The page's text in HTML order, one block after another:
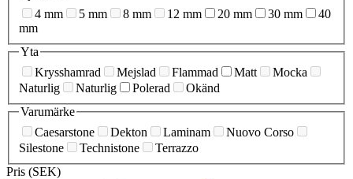
4 mm
5 mm 8 mm 12 mm 20 mm 30 mm
40
mm
Yta
Krysshamrad
Mejslad Flammad Matt
Mocka
Naturlig
Naturlig Polerad
Okänd
Varumärke
Caesarstone
Dekton Laminam
Nuovo Corso
Silestone
Technistone
Terrazzo
Pris (SEK)